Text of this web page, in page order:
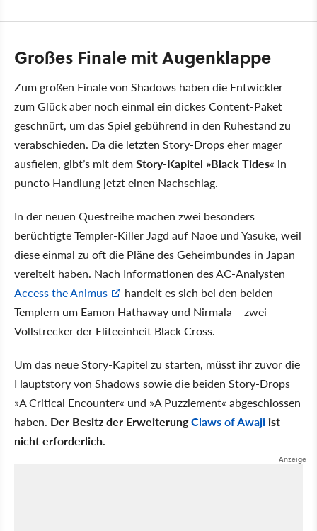
Großes Finale mit Augenklappe
Zum großen Finale von Shadows haben die Entwickler
zum Glück aber noch einmal ein dickes Content-Paket
geschnürt, um das Spiel gebührend in den Ruhestand zu
verabschieden. Da die letzten Story-Drops eher mager
ausfielen, gibt’s mit demStory-Kapitel »Black Tides« in
puncto Handlung jetzt einen Nachschlag.
In der neuen Questreihe machen zwei besonders
berüchtigte Templer-Killer Jagd auf Naoe und Yasuke, weil
diese einmal zu oft die Pläne des Geheimbundes in Japan
vereitelt haben. Nach Informationen des AC-Analysten
Access the Animus
handelt es sich bei den beiden
Templern um Eamon Hathaway und Nirmala – zwei
Vollstrecker der Eliteeinheit Black Cross.
Um das neue Story-Kapitel zu starten, müsst ihr zuvor die
Hauptstory von Shadows sowie die beiden Story-Drops
A Critical Encounter und A Puzzlement abgeschlossen
haben. Der Besitz der ErweiterungClaws of Awaji ist
nicht erforderlich.